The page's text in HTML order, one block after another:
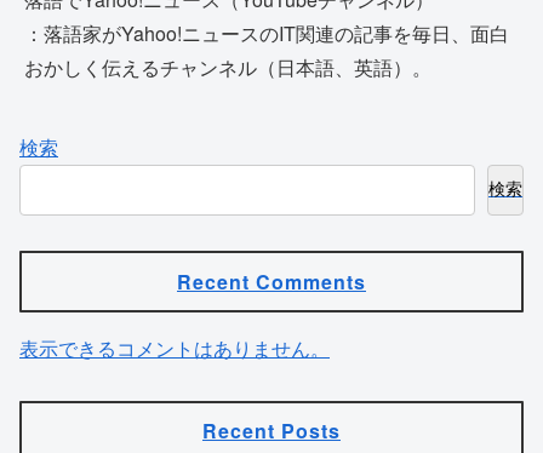
：落語家がYahoo!ニュースのIT関連の記事を毎日、面白
おかしく伝えるチャンネル（日本語、英語）。
検索
検索
Recent Comments
表示できるコメントはありません。
Recent Posts